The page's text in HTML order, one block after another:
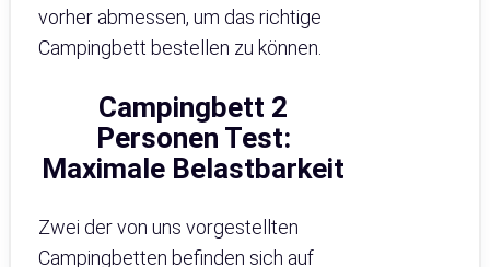
vorher abmessen, um das richtige
Campingbett bestellen zu können.
Campingbett 2
Personen Test:
Maximale Belastbarkeit
Zwei der von uns vorgestellten
Campingbetten befinden sich auf